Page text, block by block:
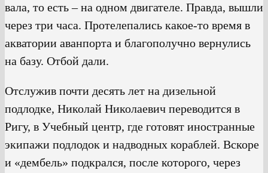
вала, то есть – на одном двигателе. Правда, вышли
через три часа. Протелепались какое-то время в
акватории аванпорта и благополучно вернулись
на базу. Отбой дали.
Отслужив почти десять лет на дизельной
подлодке, Николай Николаевич переводится в
Ригу, в Учебный центр, где готовят иностранные
экипажи подлодок и надводных кораблей. Вскоре
и «дембель» подкрался, после которого, через